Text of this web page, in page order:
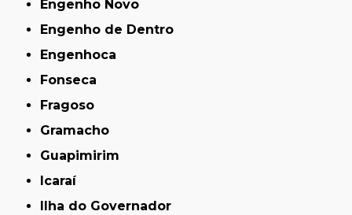
Engenho Novo
Engenho de Dentro
Engenhoca
Fonseca
Fragoso
Gramacho
Guapimirim
Icaraí
Ilha do Governador